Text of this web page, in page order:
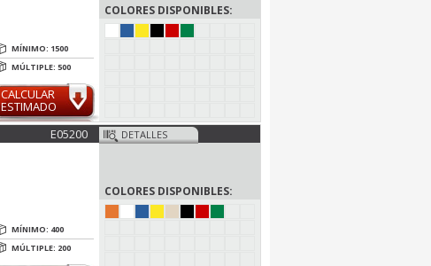
MÍNIMO: 1500
MÚLTIPLE: 500
CALCULAR
ESTIMADO
COLORES DISPONIBLES:
E05200
MÍNIMO: 400
MÚLTIPLE: 200
DETALLES
COLORES DISPONIBLES: